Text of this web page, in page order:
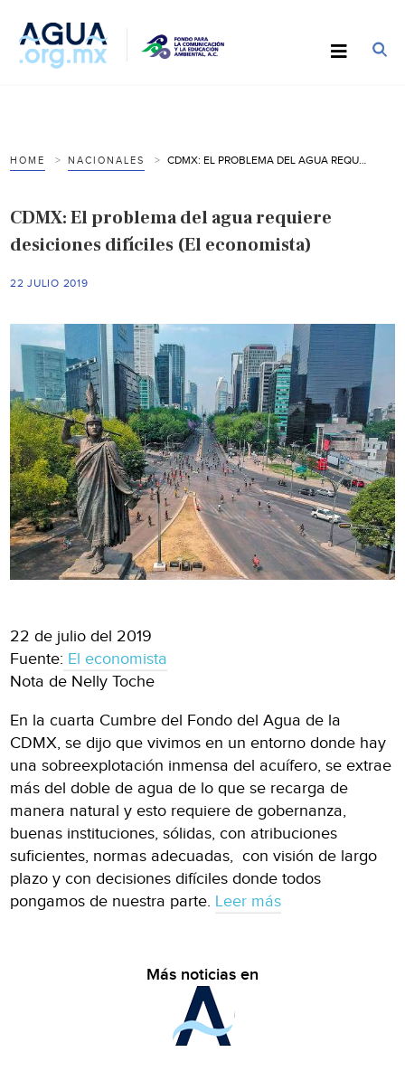
HOME NACIONALES
CDMX: El problema del agua requiere
desiciones difíciles (El economista)
22 JULIO 2019
22 de julio del 2019
Fuente: El economista
Nota de Nelly Toche
En la cuarta Cumbre del Fondo del Agua de la
CDMX, se dijo que vivimos en un entorno donde hay
una sobreexplotación inmensa del acuífero, se extrae
más del doble de agua de lo que se recarga de
manera natural y esto requiere de gobernanza,
buenas instituciones, sólidas, con atribuciones
suficientes, normas adecuadas, con visión de largo
plazo y con decisiones difíciles donde todos
pongamos de nuestra parte. Leer más
Más noticias en